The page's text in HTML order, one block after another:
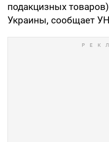
подакцизных
Украины, сообщает